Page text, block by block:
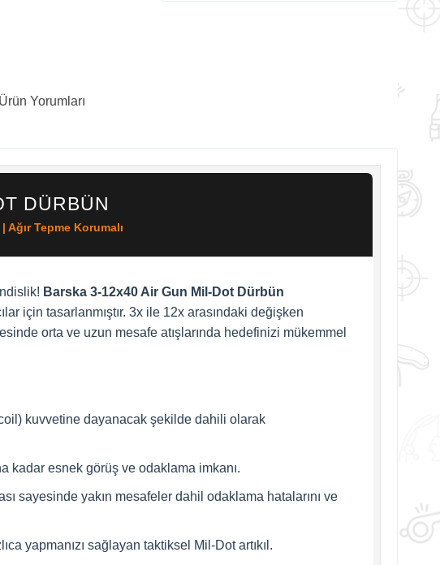
Ürün Yorumları
DÜRBÜN
Tepme Korumalı
Barska 3-12x40 Air Gun Mil-Dot Dürbün
için tasarlanmıştır. 3x ile 12x arasındaki değişken
orta ve uzun mesafe atışlarında hedefinizi mükemmel
kuvvetine dayanacak şekilde dahili olarak
kadar esnek görüş ve odaklama imkanı.
sayesinde yakın mesafeler dahil odaklama hatalarını ve
yapmanızı sağlayan taktiksel Mil-Dot artıkıl.